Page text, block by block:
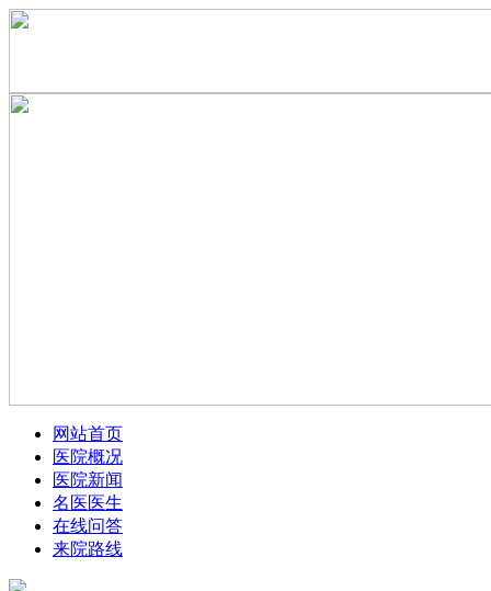
网站首页
医院概况
医院新闻
名医医生
在线问答
来院路线